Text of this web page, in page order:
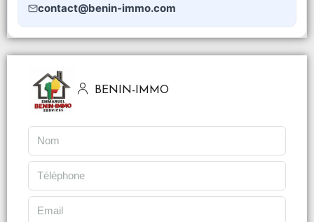
contact@benin-immo.com
BENIN-IMMO